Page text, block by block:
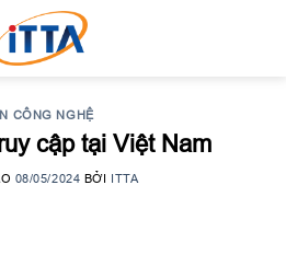
CÔNG NGHỆ
cập tại Việt Nam
08/05/2024 BỞI ITTA